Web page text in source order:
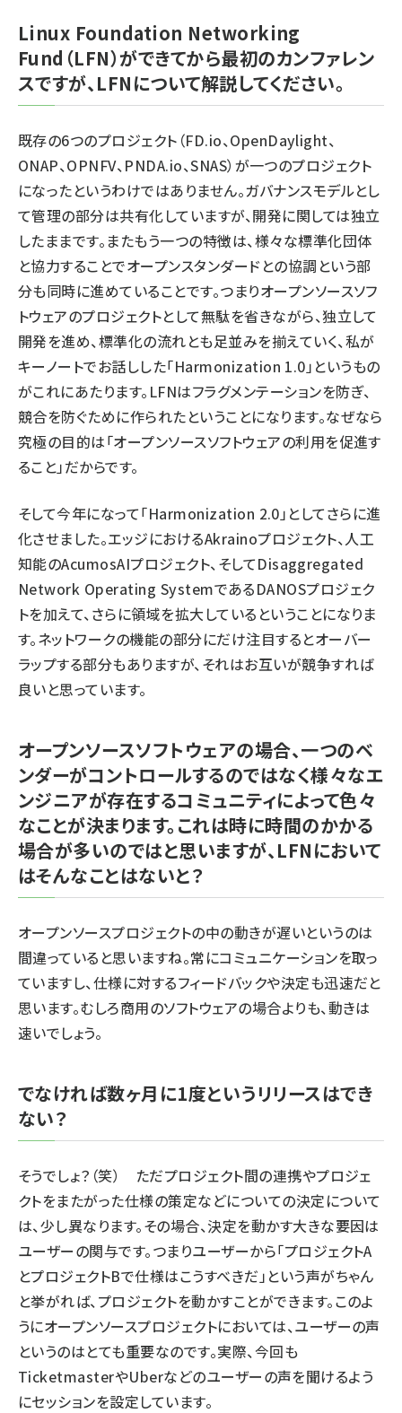
Linux Foundation Networking
Fund（LFN）ができてから最初のカンファレン
スですが、LFNについて解説してください。
既存の6つのプロジェクト（FD.io、OpenDaylight、
ONAP、OPNFV、PNDA.io、SNAS）が一つのプロジェクト
になったというわけではありません。ガバナンスモデルとし
て管理の部分は共有化していますが、開発に関しては独立
したままです。またもう一つの特徴は、様々な標準化団体
と協力することでオープンスタンダードとの協調という部
分も同時に進めていることです。つまりオープンソースソフ
トウェアのプロジェクトとして無駄を省きながら、独立して
開発を進め、標準化の流れとも足並みを揃えていく、私が
キーノートでお話しした「Harmonization 1.0」というもの
がこれにあたります。LFNはフラグメンテーションを防ぎ、
競合を防ぐために作られたということになります。なぜなら
究極の目的は「オープンソースソフトウェアの利用を促進す
ること」だからです。
そして今年になって「Harmonization 2.0」としてさらに進
化させました。エッジにおけるAkrainoプロジェクト、人工
知能のAcumosAIプロジェクト、そしてDisaggregated
Network Operating SystemであるDANOSプロジェク
トを加えて、さらに領域を拡大しているということになりま
す。ネットワークの機能の部分にだけ注目するとオーバー
ラップする部分もありますが、それはお互いが競争すれば
良いと思っています。
オープンソースソフトウェアの場合、一つのベ
ンダーがコントロールするのではなく様々なエ
ンジニアが存在するコミュニティによって色々
なことが決まります。これは時に時間のかかる
場合が多いのではと思いますが、LFNにおいて
はそんなことはないと？
オープンソースプロジェクトの中の動きが遅いというのは
間違っていると思いますね。常にコミュニケーションを取っ
ていますし、仕様に対するフィードバックや決定も迅速だと
思います。むしろ商用のソフトウェアの場合よりも、動きは
速いでしょう。
でなければ数ヶ月に1度というリリースはでき
ない？
そうでしょ？（笑） ただプロジェクト間の連携やプロジェ
クトをまたがった仕様の策定などについての決定について
は、少し異なります。その場合、決定を動かす大きな要因は
ユーザーの関与です。つまりユーザーから「プロジェクトA
とプロジェクトBで仕様はこうすべきだ」という声がちゃん
と挙がれば、プロジェクトを動かすことができます。このよ
うにオープンソースプロジェクトにおいては、ユーザーの声
というのはとても重要なのです。実際、今回も
TicketmasterやUberなどのユーザーの声を聞けるよう
にセッションを設定しています。